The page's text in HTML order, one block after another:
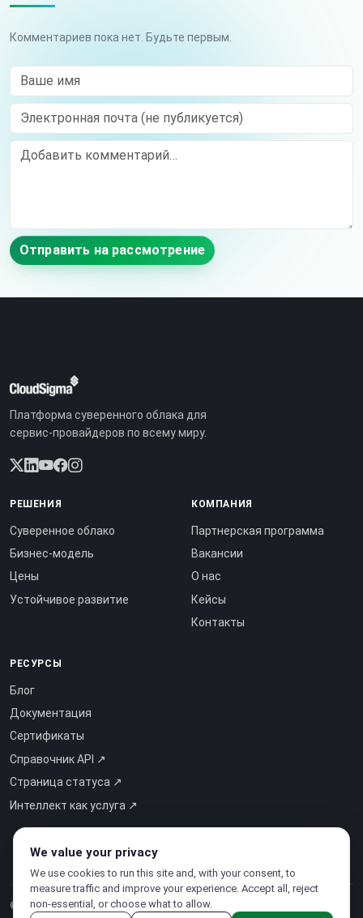
Комментариев пока нет. Будьте первым.
Ваше имя
Электронная почта (не публикуется)
Comment
Отправить на рассмотрение
Платформа суверенного облака для
сервис-провайдеров по всему миру.
РЕШЕНИЯ
Суверенное облако
Бизнес-модель
Цены
Устойчивое развитие
КОМПАНИЯ
Партнерская программа
Вакансии
О нас
Кейсы
Контакты
РЕСУРСЫ
Блог
Документация
Сертификаты
Справочник API ↗
Страница статуса ↗
Интеллект как услуга ↗
© 2026 CloudSigma Holding AG.Все права защищены
We value your privacy
We use cookies to run this site and, with your consent, to
measure traffic and improve your experience. Accept all, reject
non-essential, or choose what to allow.